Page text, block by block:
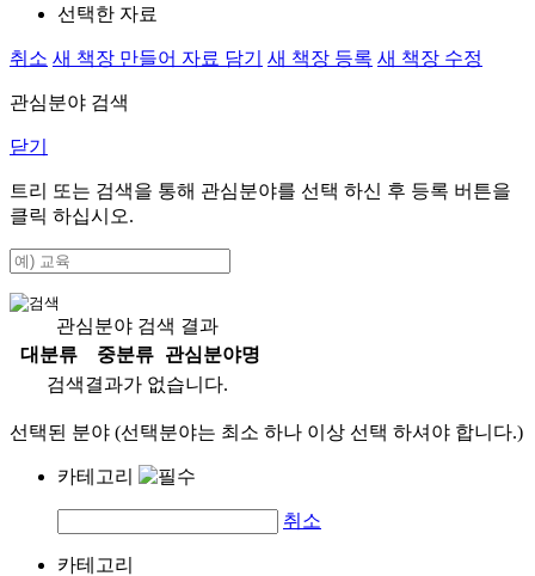
선택한 자료
취소 새 책장 만들어 자료 담기 새 책장 등록 새 책장 수정
관심분야 검색
닫기
트리 또는 검색을 통해 관심분야를 선택 하신 후 등록 버튼을
클릭 하십시오.
관심분야 검색 결과
대분류
중분류
관심분야명
검색결과가 없습니다.
선택된 분야 (선택분야는 최소 하나 이상 선택 하셔야 합니다.)
카테고리
취소
카테고리